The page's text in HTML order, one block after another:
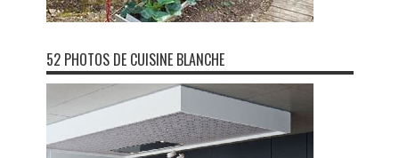
52 PHOTOS DE CUISINE BLANCHE